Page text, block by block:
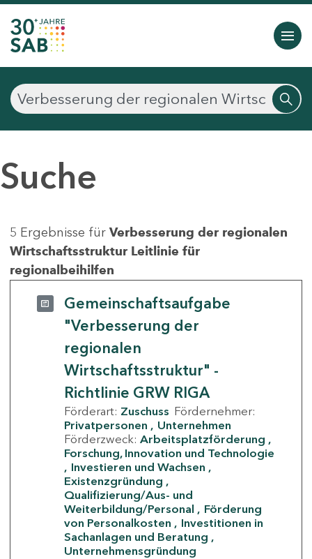
Suche
5 Ergebnisse für Verbesserung der regionalen
Wirtschaftsstruktur Leitlinie für
regionalbeihilfen
Gemeinschaftsaufgabe
"Verbesserung der
regionalen
Wirtschaftsstruktur" -
Richtlinie GRW RIGA
Förderart: Zuschuss Fördernehmer:
Privatpersonen
Unternehmen
Förderzweck: Arbeitsplatzförderung
Forschung, Innovation und Technologie
Investieren und Wachsen
Existenzgründung
Qualifizierung/Aus- und
Weiterbildung/Personal
Förderung
von Personalkosten
Investitionen in
Sachanlagen und Beratung
Unternehmensgründung